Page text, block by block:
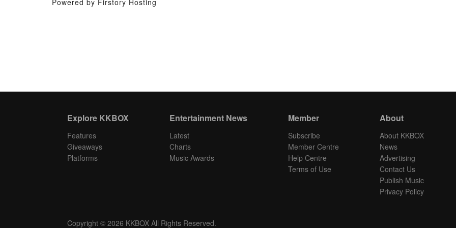
Powered by Firstory Hosting
Explore KKBOX
Features
Giveaways
Platforms
Entertainment News
Latest
Charts
Music Awards
Member
Subscribe
Member Centre
Help Centre
Terms of Use
About
About KKBOX
News
Advertising
Contact Us
Publish Music
Privacy Policy
Copyright © 2026 KKBOX All Rights Reserved.